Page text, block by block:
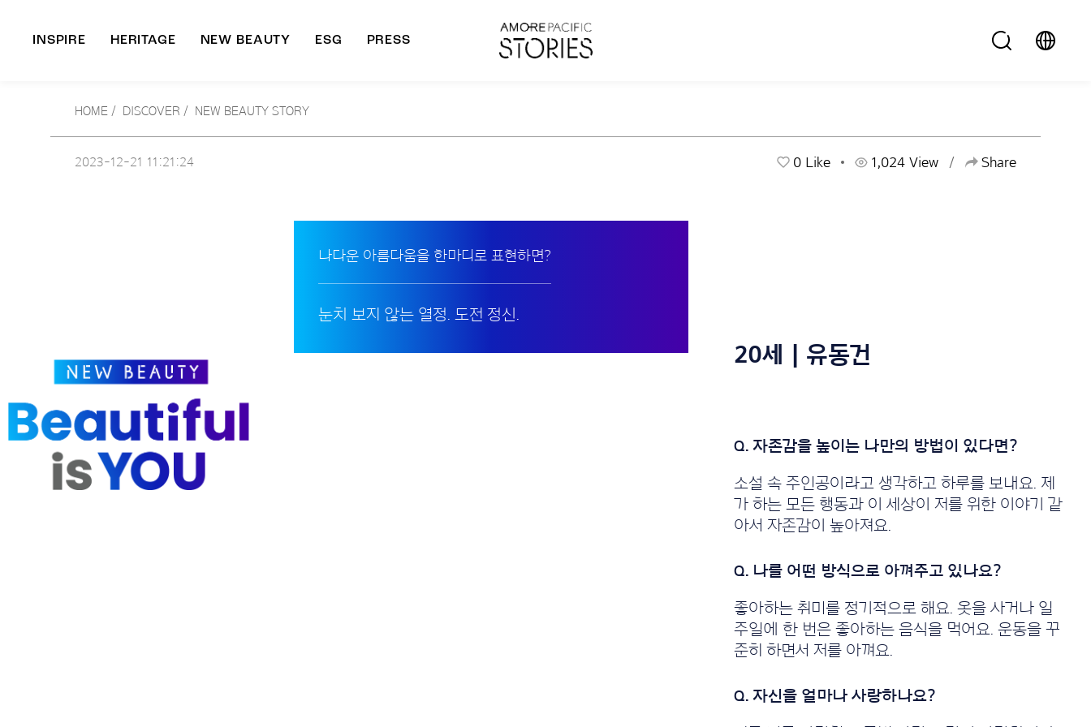
INSPIRE HERITAGE NEW BEAUTY ESG PRESS
HOME / DISCOVER / NEW BEAUTY STORY
2023-12-21 11:21:24 0 Like 1,024 View Share
나다운 아름다움을 한마디로 표현하면?
눈치 보지 않는 열정. 도전 정신.
20세 | 유동건
소설 속 주인공이라고 생각하고 하루를 보내요. 제
가 하는 모든 행동과 이 세상이 저를 위한 이야기 같
아서 자존감이 높아져요.
좋아하는 취미를 정기적으로 해요. 옷을 사거나 일
주일에 한 번은 좋아하는 음식을 먹어요. 운동을 꾸
준히 하면서 저를 아껴요.